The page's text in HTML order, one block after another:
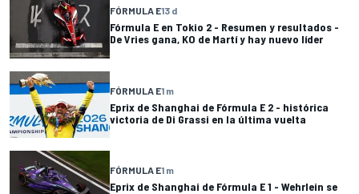
FÓRMULA E13 d
Fórmula E en Tokio 2 - Resumen y resultados -
De Vries gana, KO de Martí y hay nuevo líder
FÓRMULA E1 m
Eprix de Shanghai de Fórmula E 2 - histórica
victoria de Di Grassi en la última vuelta
FÓRMULA E1 m
Eprix de Shanghai de Fórmula E 1 - Wehrlein se